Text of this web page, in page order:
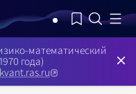
РУБРИКАТОРЫ
поиск в номерах
математический
года)
kvant.ras.ru